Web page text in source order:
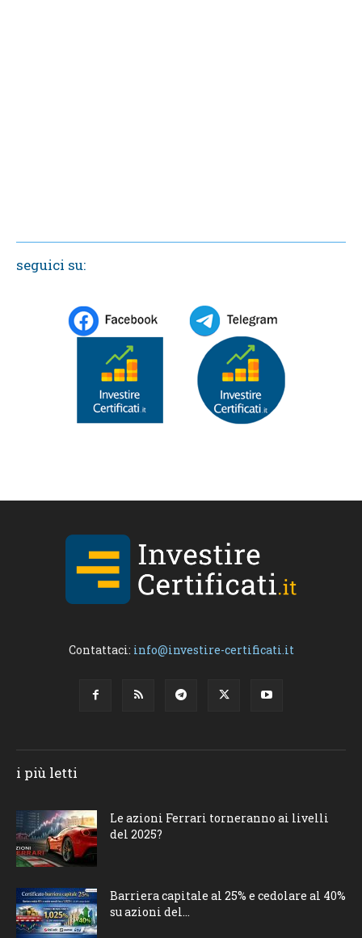
seguici su:
Contattaci: info@investire-certificati.it
i più letti
Le azioni Ferrari torneranno ai livelli
del 2025?
Barriera capitale al 25% e cedolare al 40%
su azioni del...